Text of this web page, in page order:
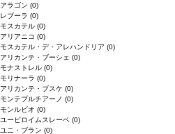
アラゴン (0)
レブーラ (0)
モスカテル (0)
アリアニコ (0)
モスカテル・デ・アレハンドリア (0)
アリカンテ・ブーシェ (0)
モナストレル (0)
モリナーラ (0)
アリカンテ・ブスケ (0)
モンテプルチアーノ (0)
モンルビオ (0)
ユービロイムスレーベ (0)
ユニ・ブラン (0)